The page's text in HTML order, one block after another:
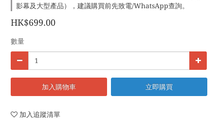
影幕及大型產品），建議購買前先致電/WhatsApp查詢。
HK$699.00
數量
加入購物車 立即購買
加入追蹤清單